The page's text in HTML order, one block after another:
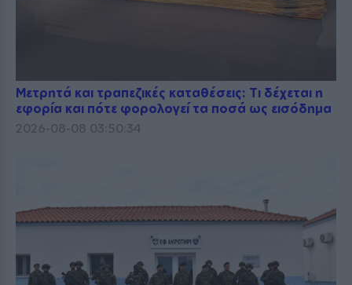
Μετρητά και τραπεζικές καταθέσεις: Τι δέχεται η
εφορία και πότε φορολογεί τα ποσά ως εισόδημα
2026-08-08 03:50:34